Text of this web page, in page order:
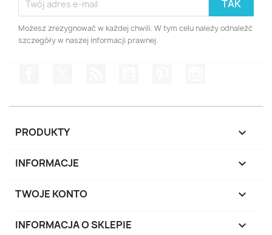
Możesz zrezygnować w każdej chwili. W tym celu należy odnaleźć
szczegóły w naszej informacji prawnej.
PRODUKTY 
INFORMACJE 
TWOJE KONTO 
INFORMACJA O SKLEPIE keyboard_arrow_down